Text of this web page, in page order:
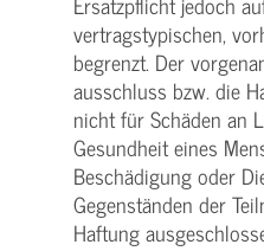
vertragstypischen,
begrenzt. Der
ausschluss bzw. die
nicht für Schäden an
Gesundheit eines
Beschädigung oder
Gegenständen der
Haftung